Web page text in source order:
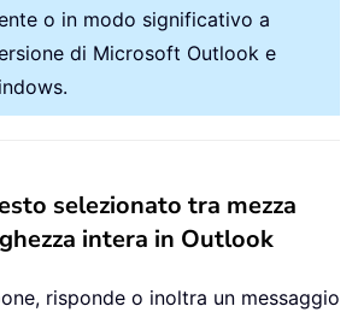
o in modo significativo a
di Microsoft Outlook e
selezionato tra mezza
intera in Outlook
risponde o inoltra un messaggio